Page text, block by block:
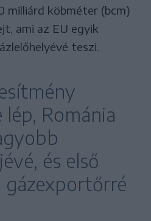
milliárd köbméter (bcm)
ami az EU egyik
teszi.
Románia
és első